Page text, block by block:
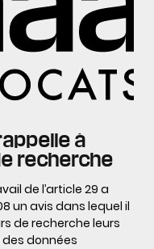
à
recherche
de l’article 29 a
un avis dans lequel il
de recherche leurs
données